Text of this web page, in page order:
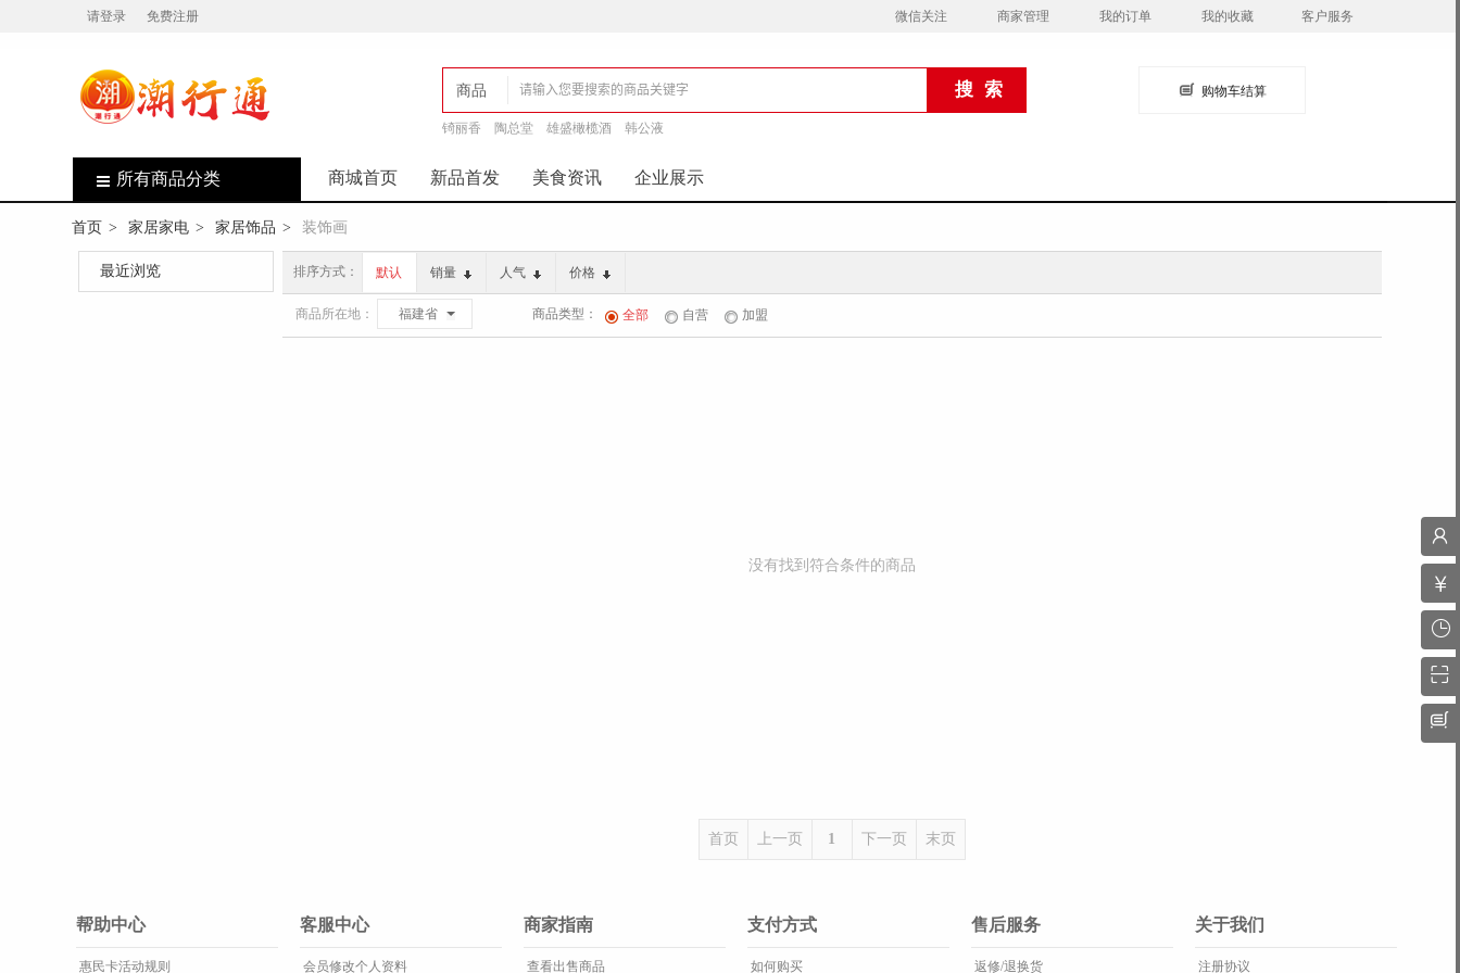
请登录 免费注册 微信关注 商家管理 我的订单 我的收藏 客户服务
商品
店铺
锜丽香 陶总堂 雄盛橄榄酒 韩公液
购物车结算
所有商品分类 商城首页 新品首发 美食资讯 企业展示
首页 > 家居家电 > 家居饰品 > 装饰画
最近浏览 排序方式： 默认 销量 人气 价格
商品所在地： 福建省 商品类型： 全部 自营 加盟
没有找到符合条件的商品
首页 上一页 1 下一页 末页
帮助中心
惠民卡活动规则
客服中心
会员修改个人资料
商家指南
查看出售商品
支付方式
如何购买
售后服务
返修/退换货
关于我们
注册协议